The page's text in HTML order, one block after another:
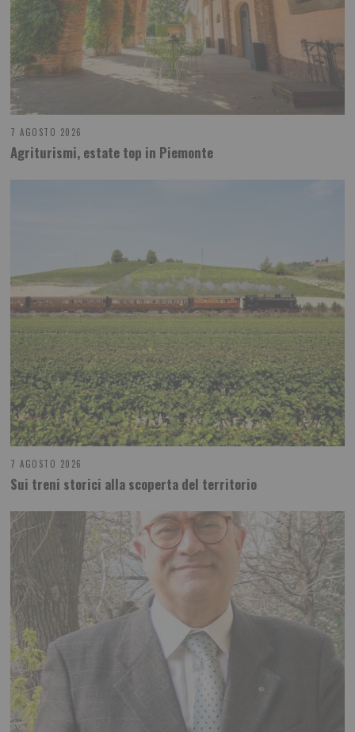
7 AGOSTO 2026
Agriturismi, estate top in Piemonte
7 AGOSTO 2026
Sui treni storici alla scoperta del territorio